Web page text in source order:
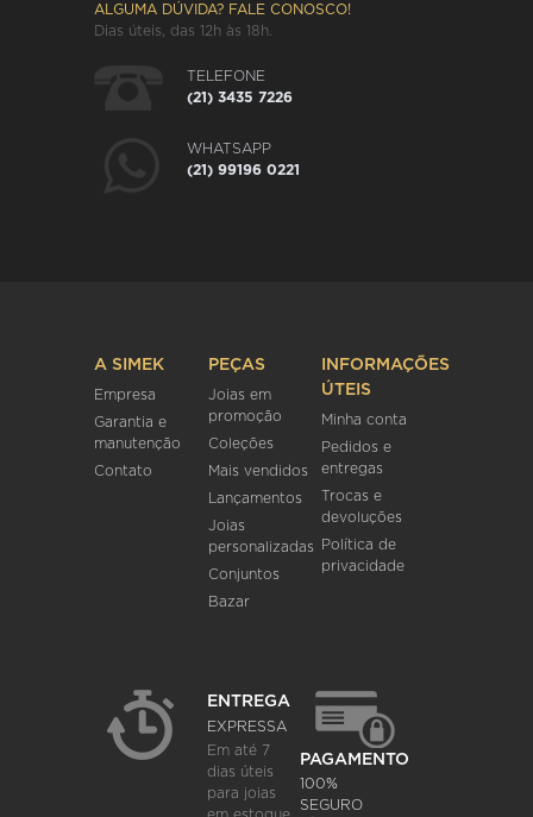
ALGUMA DÚVIDA? FALE CONOSCO!
Dias úteis, das 12h às 18h.
TELEFONE
(21) 3435 7226
WHATSAPP
(21) 99196 0221
A SIMEK
Empresa
Garantia e
manutenção
Contato
PEÇAS
Joias em
promoção
Coleções
Mais vendidos
Lançamentos
Joias
personalizadas
Conjuntos
Bazar
INFORMAÇÕES
ÚTEIS
Minha conta
Pedidos e
entregas
Trocas e
devoluções
Política de
privacidade
ENTREGA
EXPRESSA
Em até 7
dias úteis
para joias
PAGAMENTO
100%
SEGURO